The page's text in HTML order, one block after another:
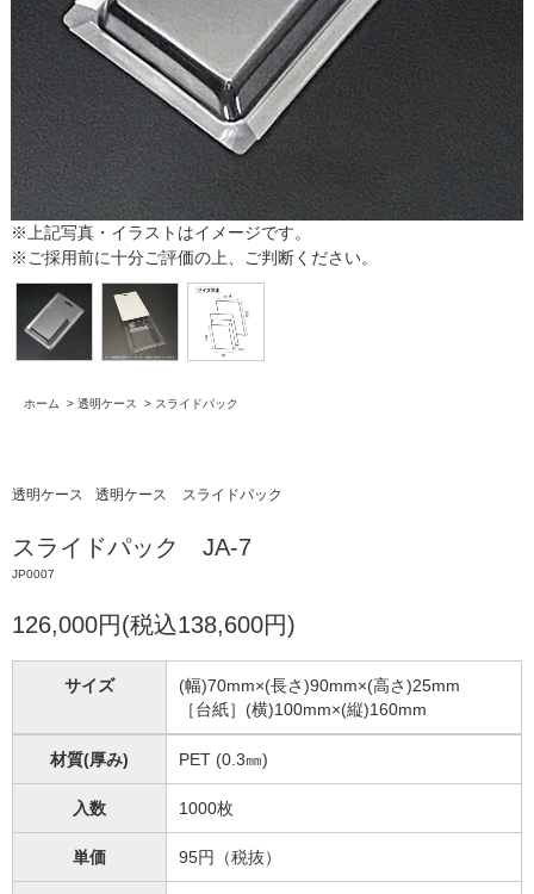
※上記写真・イラストはイメージです。
※ご採用前に十分ご評価の上、ご判断ください。
ホーム > 透明ケース > スライドパック
透明ケース 透明ケース スライドパック
スライドパック JA-7
JP0007
126,000円(税込138,600円)
サイズ
(幅)70mm×(長さ)90mm×(高さ)25mm
［台紙］(横)100mm×(縦)160mm
材質(厚み) PET (0.3㎜)
入数 1000枚
単価 95円（税抜）